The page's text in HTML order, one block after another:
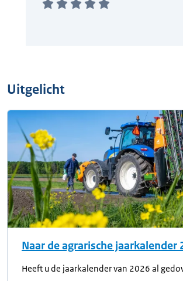
Uitgelicht
Naar de agrarische jaarkalender
Heeft u de jaarkalender van 2026 al